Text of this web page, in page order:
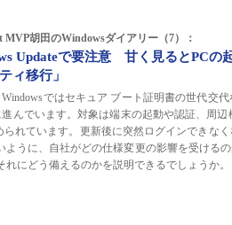
MVP胡田のWindowsダイアリー（7）：
Updateで要注意 甘く見るとPCの
ィ移行」
Windowsではセキュア ブート証明書の世代交
んでいます。対象は端末の起動や認証、周
られています。更新後に突然ログインできな
ように、自社がどの仕様変更の影響を受ける
にどう備えるのかを説明できるでしょうか。